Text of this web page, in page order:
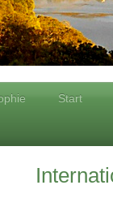
Start